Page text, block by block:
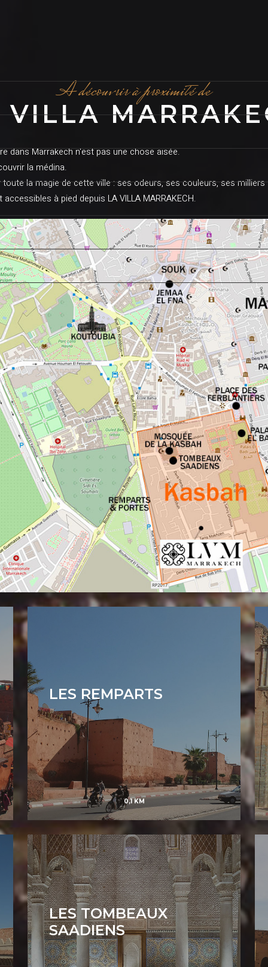
A découvrir à proximité de
VILLA
dans Marrakech n'est pas une chose aisée.
la médina.
la magie de cette ville : ses odeurs, ses couleurs, ses
à pied depuis LA VILLA MARRAKECH.
LES REMPARTS
0,1 KM
LES TOMBEAUX
SAADIENS